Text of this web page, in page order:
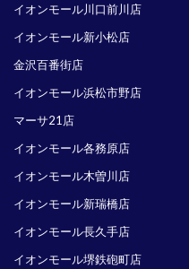
イオンモール川口前川店
イオンモール新小松店
金沢百番街店
イオンモール浜松市野店
マーサ21店
イオンモール各務原店
イオンモール木曽川店
イオンモール新瑞橋店
イオンモール長久手店
イオンモール堺鉄砲町店